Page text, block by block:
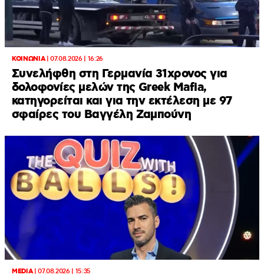
ΚΟΙΝΩΝΙΑ|07.08.2026 | 16:26
Συνελήφθη στη Γερμανία 31χρονος για
δολοφονίες μελών της Greek Mafia,
κατηγορείται και για την εκτέλεση με 97
σφαίρες του Βαγγέλη Ζαμπούνη
MEDIA|07.08.2026 | 15:35